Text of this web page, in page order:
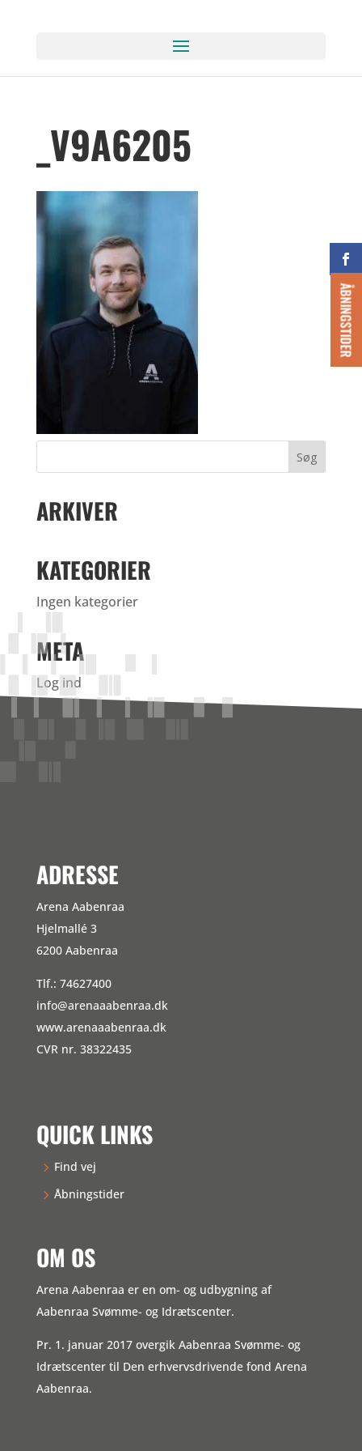
ÅBNINGSTIDER
_V9A6205
ARKIVER
KATEGORIER
Ingen kategorier
META
Log ind
ADRESSE
Arena Aabenraa
Hjelmallé 3
6200 Aabenraa
Tlf.: 74627400
info@arenaaabenraa.dk
www.arenaaabenraa.dk
CVR nr. 38322435
QUICK LINKS
Find vej
Åbningstider
OM OS
Arena Aabenraa er en om- og udbygning af
Aabenraa Svømme- og Idrætscenter.
Pr. 1. januar 2017 overgik Aabenraa Svømme- og
Idrætscenter til Den erhvervsdrivende fond Arena
Aabenraa.